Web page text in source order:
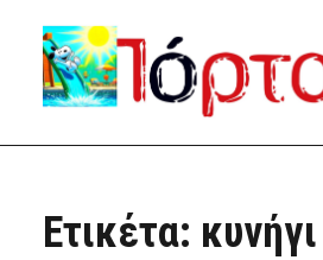
Ετικέτα: κυνήγι